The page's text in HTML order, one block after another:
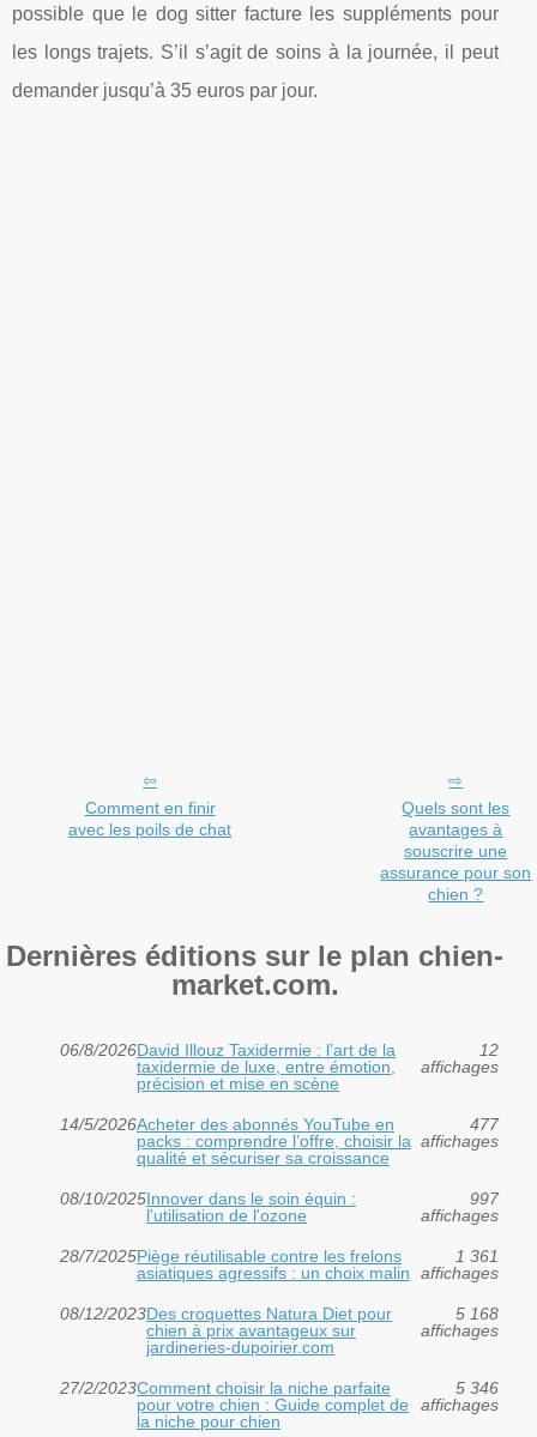
possible que le dog sitter facture les suppléments pour
les longs trajets. S’il s’agit de soins à la journée, il peut
demander jusqu’à 35 euros par jour.
Comment en finir
avec les poils de chat
Quels sont les
avantages à
souscrire une
assurance pour son
chien ?
Dernières éditions sur le plan chien-
market.com.
06/8/2026David Illouz Taxidermie : l’art de la
taxidermie de luxe, entre émotion,
précision et mise en scène
12
affichages
14/5/2026Acheter des abonnés YouTube en
packs : comprendre l’offre, choisir la
qualité et sécuriser sa croissance
477
affichages
08/10/2025Innover dans le soin équin :
l'utilisation de l'ozone
997
affichages
28/7/2025Piège réutilisable contre les frelons
asiatiques agressifs : un choix malin
1 361
affichages
08/12/2023Des croquettes Natura Diet pour
chien à prix avantageux sur
jardineries-dupoirier.com
5 168
affichages
27/2/2023Comment choisir la niche parfaite
pour votre chien : Guide complet de
la niche pour chien
5 346
affichages